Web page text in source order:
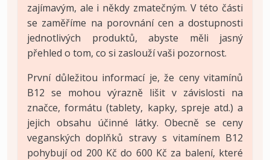
zajímavým, ale i někdy zmatečným. V této části
se zaměříme na porovnání cen a dostupnosti
jednotlivých produktů, abyste měli jasný
přehled o tom, co si zaslouží vaši pozornost.
První důležitou informací je, že ceny vitamínů
B12 se mohou výrazně lišit v závislosti na
značce, formátu (tablety, kapky, spreje atd.) a
jejich obsahu účinné látky. Obecně se ceny
veganských doplňků stravy s vitamínem B12
pohybují od 200 Kč do 600 Kč za balení, které